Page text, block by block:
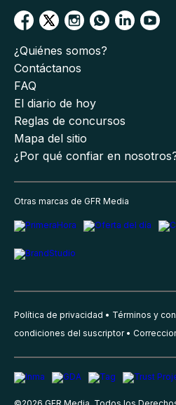
¿Quiénes somos?
Contáctanos
FAQ
El diario de hoy
Reglas de concursos
Mapa del sitio
¿Por qué confiar en
Otras marcas de GFR Media
Política de privacidad Términos y
condiciones del suscriptor